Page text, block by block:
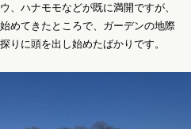
、ハナモモなどが既に満開ですが、
めてきたところで、ガーデンの地際
りに頭を出し始めたばかりです。